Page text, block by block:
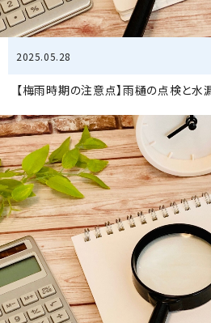
2025.05.28
【梅雨時期の注意点】雨樋の点検と水